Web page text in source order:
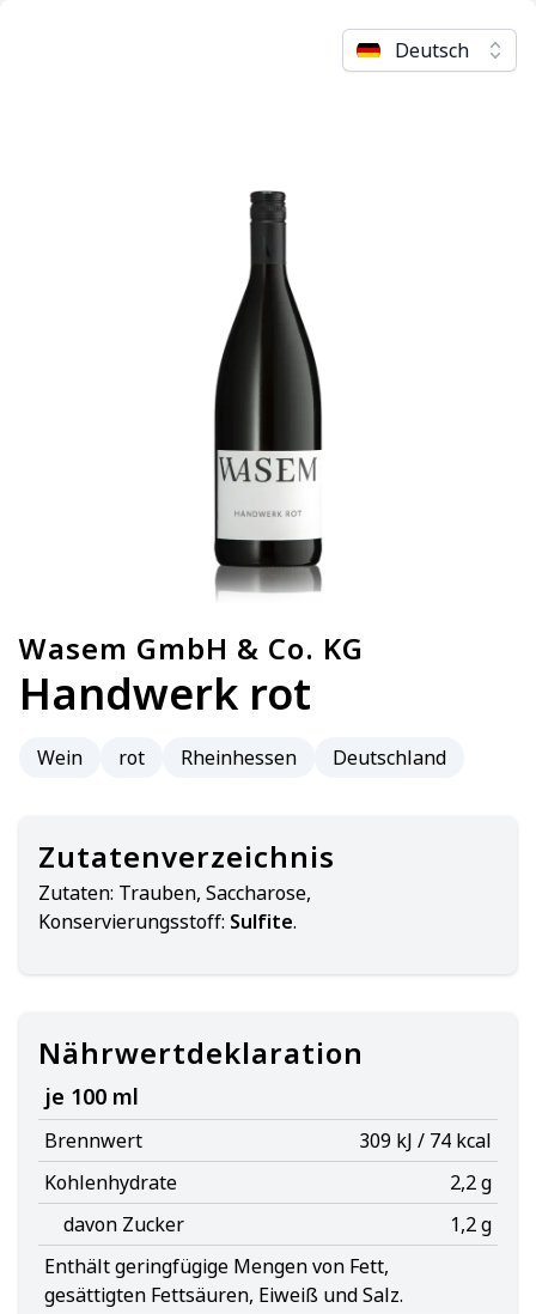
Deutsch
Wasem GmbH & Co. KG
Handwerk rot
Wein rot Rheinhessen Deutschland
Zutatenverzeichnis
Zutaten: Trauben, Saccharose,
Konservierungsstoff: Sulfite.
Nährwertdeklaration
je 100 ml
Brennwert
309 kJ / 74 kcal
Kohlenhydrate
2,2 g
davon Zucker
1,2 g
Enthält geringfügige Mengen von Fett,
gesättigten Fettsäuren, Eiweiß und Salz.